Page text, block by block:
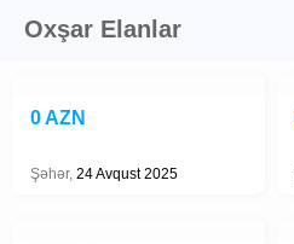
Oxşar Elanlar
0 AZN
Şəhər, 24 Avqust 2025